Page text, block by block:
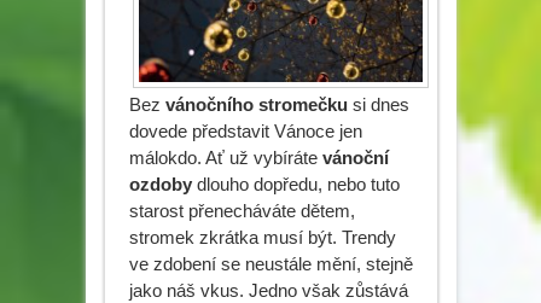
Bez vánočního stromečkusi dnes
dovede představit Vánoce jen
málokdo. Ať už vybírátevánoční
ozdobydlouho dopředu, nebo tuto
starost přenecháváte dětem,
stromek zkrátka musí být. Trendy
ve zdobení se neustále mění, stejně
jako náš vkus. Jedno však zůstává